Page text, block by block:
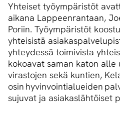
Yhteiset työympäristöt
aikana Lappeenrantaan,
Poriin. Työympäristöt
yhteisistä
yhteydessä toimivista
kokoavat saman katon alle
virastojen sekä kuntien,
osin hyvinvointialueiden
sujuvat ja asiakaslähtöiset